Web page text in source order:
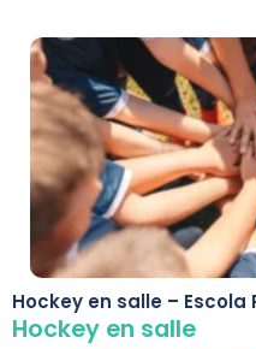
Hockey en salle – Escola
Hockey en salle